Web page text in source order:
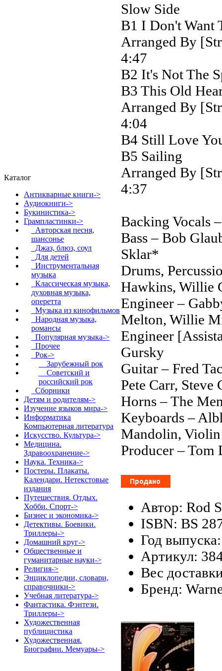
Каталог
Антикварные книги->
Аудиокниги->
Букинистика->
Грампластинки->
Авторская песня,
шансонье
Джаз, блюз, соул
Для детей
Инструментальная
музыка
Классическая музыка,
духовная музыка,
оперетта
Музыка из кинофильмов
Народная музыка,
романсы
Популярная музыка->
Прочее
Рок->
Зарубежный рок
Советский и
российский рок
Сборники
Детям и родителям->
Изучение языков мира->
Информатика
Компьютерная литература
Искусство. Культура->
Медицина.
Здравоохранение->
Наука. Техника->
Постеры. Плакаты.
Календари. Нетекстовые
издания
Путешествия. Отдых.
Хобби. Спорт->
Бизнес и экономика->
Детективы. Боевики.
Триллеры->
Домашний круг->
Общественные и
гуманитарные науки->
Религия->
Энциклопедии, словари,
справочники->
Учебная литература->
Фантастика. Фэнтези.
Триллеры->
Художественная
публицистика
Художественная.
Биографии. Мемуары->
Slow Side
B1 I Don't Want
Arranged By
4:47
B2 It's Not The
B3 This Old
Arranged By
4:04
B4 Still Love
B5 Sailing
Arranged By
4:37
Backing Vocals
Bass – Bob
Sklar*
Drums,
Hawkins, Willie
Engineer –
Melton, Willie
Engineer
Gursky
Guitar – Fred
Pete Carr, Steve
Horns – The
Keyboards –
Mandolin,
Producer – Tom
Автор: Rod
ISBN: BS
Год
Артикул:
Вес
Бренд: